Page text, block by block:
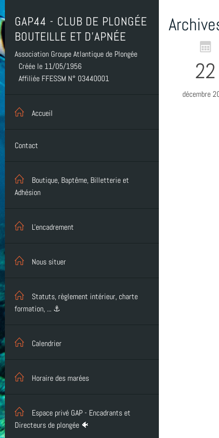
GAP44 - CLUB DE PLONGÉE
BOUTEILLE ET D'APNÉE
Association Groupe Atlantique de Plongée
Créée le 11/05/1956
Affiliée FFESSM N° 03440001
Accueil
Contact
Boutique, Baptême, Billetterie et
Adhésion
L'encadrement
Nous situer
Statuts, règlement intérieur, charte
formation, ... ⚓
Calendrier
Horaire des marées
Espace privé GAP - Encadrants et
Directeurs de plongée 🐠
22
décembre